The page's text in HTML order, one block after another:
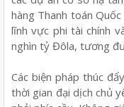
hàng Thanh toán
lĩnh vực phi tài chính
nghìn tỷ Đôla, tương
Các biện pháp thúc
thời gian đại dịch chủ